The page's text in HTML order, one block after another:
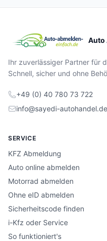
Auto
Ihr zuverlässiger Partner für
Schnell, sicher und ohne
+49 (0) 40 780 73 722
info@sayedi-autohandel.de
SERVICE
KFZ Abmeldung
Auto online abmelden
Motorrad abmelden
Ohne eID abmelden
Sicherheitscode finden
i-Kfz oder Service
So funktioniert's